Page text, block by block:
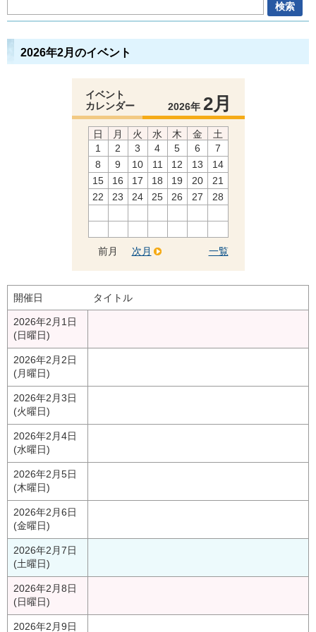
2026年2月のイベント
イベント
カレンダー
2026年 2月
日 月 火 水 木 金
土
1
2 3 4 5 6
7
8
9 10 11 12 13
14
15
16 17 18 19 20
21
22
23 24 25 26 27 28
前月 一覧
次月
開催日 タイトル
2026年2月1日
(日曜日)
2026年2月2日
(月曜日)
2026年2月3日
(火曜日)
2026年2月4日
(水曜日)
2026年2月5日
(木曜日)
2026年2月6日
(金曜日)
2026年2月7日
(土曜日)
2026年2月8日
(日曜日)
2026年2月9日